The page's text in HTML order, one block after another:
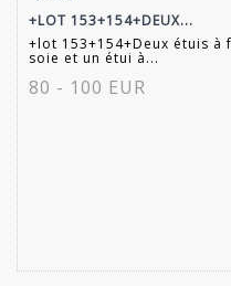
+LOT 153+154+DEUX...
+lot 153+154+Deux étuis à
soie et un étui à...
80 - 100 EUR